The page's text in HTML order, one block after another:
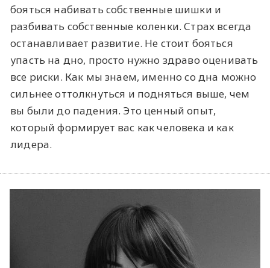
бояться набивать собственные шишки и
разбивать собственные коленки. Страх всегда
останавливает развитие. Не стоит бояться
упасть на дно, просто нужно здраво оценивать
все риски. Как мы знаем, именно со дна можно
сильнее оттолкнуться и подняться выше, чем
вы были до падения. Это ценный опыт,
который формирует вас как человека и как
лидера.